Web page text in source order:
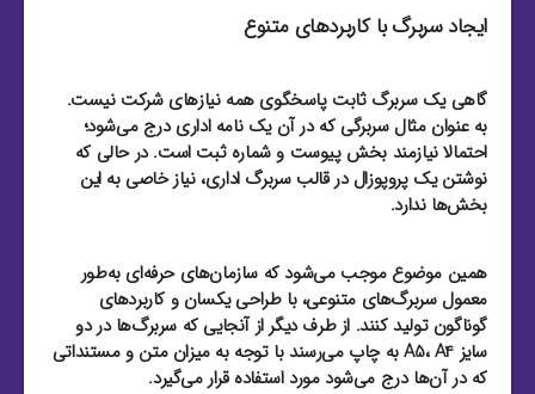
ایجاد سربرگ‌ با کاربردهای متنوع
گاهی یک سربرگ ثابت پاسخگوی همه نیازهای شرکت نیست.
به عنوان مثال سربرگی که در آن یک نامه اداری درج می‌شود؛
احتمالا نیازمند بخش پیوست و شماره ثبت است. در حالی که
نوشتن یک پروپوزال در قالب سربرگ اداری، نیاز خاصی به این
بخش‌ها ندارد.
همین موضوع موجب می‌شود که سازمان‌های حرفه‌ای به‌طور
معمول سربرگ‌های متنوعی، با طراحی یکسان و کاربردهای
گوناگون تولید کنند. از طرف دیگر از آنجایی که سربرگ‌ها در دو
سایز A5، A4 به چاپ می‌رسند با توجه به میزان متن و مستنداتی
که در آن‌ها درج می‌شود مورد استفاده قرار می‌گیرد.